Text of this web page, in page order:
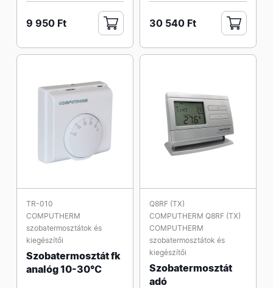
9 950 Ft 30 540 Ft
TR-010
COMPUTHERM
szobatermosztátok és
kiegészítői
Szobatermosztát fk
analóg 10-30°C
Q8RF (TX)
COMPUTHERM Q8RF (TX)
COMPUTHERM
szobatermosztátok és
kiegészítői
Szobatermosztát
adó